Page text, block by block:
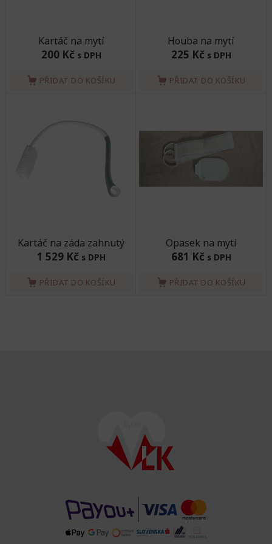
Kartáč na mytí
200 Kč s DPH
PŘIDAT DO KOŠÍKU
Houba na mytí
225 Kč s DPH
PŘIDAT DO KOŠÍKU
Kartáč na záda zahnutý
1 529 Kč s DPH
PŘIDAT DO KOŠÍKU
Opasek na mytí
681 Kč s DPH
PŘIDAT DO KOŠÍKU